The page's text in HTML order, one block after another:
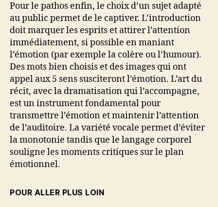
Pour le pathos enfin, le choix d’un sujet adapté
au public permet de le captiver. L’introduction
doit marquer les esprits et attirer l’attention
immédiatement, si possible en maniant
l’émotion (par exemple la colère ou l’humour).
Des mots bien choisis et des images qui ont
appel aux 5 sens susciteront l’émotion. L’art du
récit, avec la dramatisation qui l’accompagne,
est un instrument fondamental pour
transmettre l’émotion et maintenir l’attention
de l’auditoire. La variété vocale permet d’éviter
la monotonie tandis que le langage corporel
souligne les moments critiques sur le plan
émotionnel.
POUR ALLER PLUS LOIN